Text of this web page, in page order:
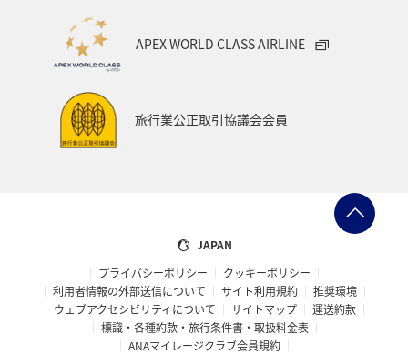
APEX WORLD CLASS AIRLINE
旅行業公正取引協議会会員
JAPAN
プライバシーポリシー
クッキーポリシー
利用者情報の外部送信について
サイト利用規約
推奨環境
ウェブアクセシビリティについて
サイトマップ
運送約款
標識・各種約款・旅行条件書・取扱料金表
ANAマイレージクラブ会員規約